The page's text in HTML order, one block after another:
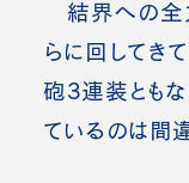
結界への全
らに回してき
砲3連装とも
ているのは間